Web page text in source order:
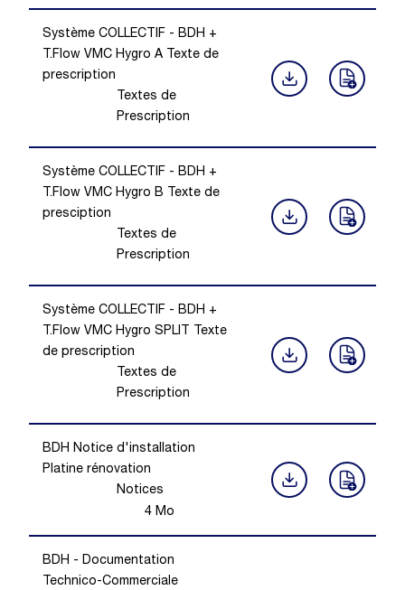
Système COLLECTIF - BDH +
T.Flow VMC Hygro A Texte de
prescription
Textes de
Prescription
Système COLLECTIF - BDH +
T.Flow VMC Hygro B Texte de
presciption
Textes de
Prescription
Système COLLECTIF - BDH +
T.Flow VMC Hygro SPLIT Texte
de prescription
Textes de
Prescription
BDH Notice d'installation
Platine rénovation
Notices
4Mo
BDH - Documentation
Technico-Commerciale